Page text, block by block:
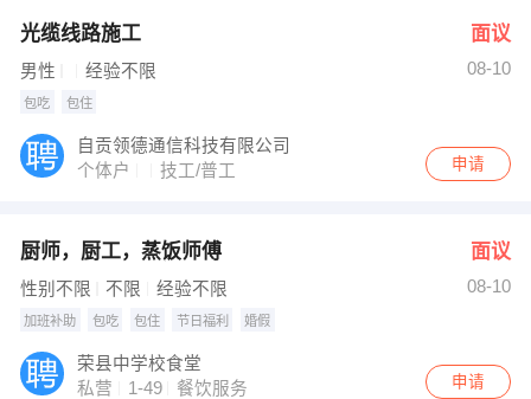
光缆线路施工 面议
男性 经验不限 08-10
包吃 包住
自贡领德通信科技有限公司
个体户
技工/普工 申请
厨师，厨工，蒸饭师傅 面议
性别不限 不限 经验不限 08-10
加班补助 包吃 包住 节日福利 婚假
荣县中学校食堂
私营
1-49 餐饮服务 申请